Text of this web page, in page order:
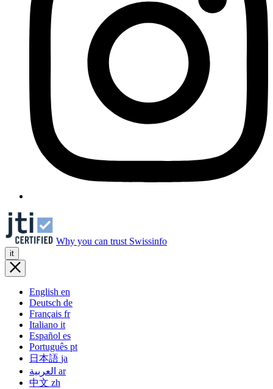
Why you can trust Swissinfo
it
English en
Deutsch de
Français fr
Italiano it
Español es
Português pt
日本語 ja
ar
中文 zh